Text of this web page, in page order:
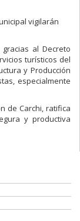
vigilarán
al Decreto
turísticos del
y Producción
especialmente
de Carchi, ratifica
y productiva